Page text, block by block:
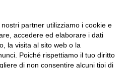
il volume
biennio
partner utilizziamo i cookie e
accedere ed elaborare i dati
la visita al sito web o la
Poiché rispettiamo il tuo diritto
di non consentire alcuni tipi di